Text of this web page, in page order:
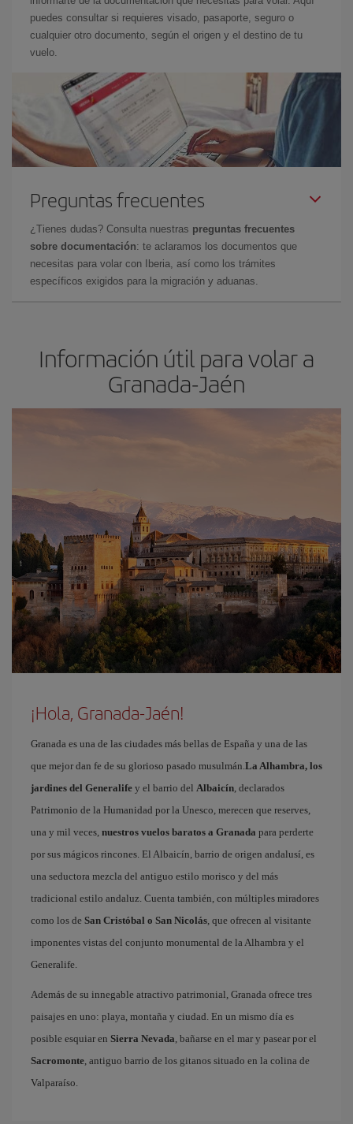
puedes consultar si requieres visado, pasaporte, seguro o
cualquier otro documento, según el origen y el destino de tu
vuelo.
Preguntas frecuentes
¿Tienes dudas? Consulta nuestras preguntas frecuentes
sobre documentación: te aclaramos los documentos que
necesitas para volar con Iberia, así como los trámites
específicos exigidos para la migración y aduanas.
Información útil para volar a
Granada-Jaén
¡Hola, Granada-Jaén!
Granada es una de las ciudades más bellas de España y una de las
que mejor dan fe de su glorioso pasado musulmán.La Alhambra, los
jardines del Generalife y el barrio del Albaicín, declarados
Patrimonio de la Humanidad por la Unesco, merecen que reserves,
una y mil veces, nuestros vuelos baratos a Granada para perderte
por sus mágicos rincones. El Albaicín, barrio de origen andalusí, es
una seductora mezcla del antiguo estilo morisco y del más
tradicional estilo andaluz. Cuenta también, con múltiples miradores
como los de San Cristóbal o San Nicolás, que ofrecen al visitante
imponentes vistas del conjunto monumental de la Alhambra y el
Generalife.
Además de su innegable atractivo patrimonial, Granada ofrece tres
paisajes en uno: playa, montaña y ciudad. En un mismo día es
posible esquiar en Sierra Nevada, bañarse en el mar y pasear por el
Sacromonte, antiguo barrio de los gitanos situado en la colina de
Valparaíso.